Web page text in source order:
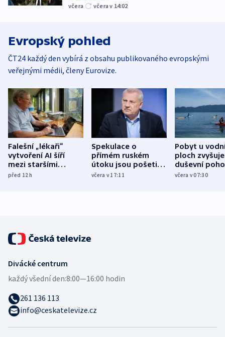
včera včera v 14:02
Evropský pohled
ČT24 každý den vybírá z obsahu publikovaného evropskými
veřejnými médii, členy Eurovize.
Falešní „lékaři“
vytvoření AI šíří
mezi staršími
Poláky nebezpečné
před 12h
Spekulace o
přímém ruském
útoku jsou pošetilé,
míní estonský
včera v 17:11
Pobyt u
ploch zvyšuje
duševní
ukázala
včera v 07:30
Divácké centrum
každý všední den:8:00—16:00 hodin
261 136 113
info@ceskatelevize.cz